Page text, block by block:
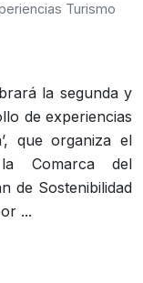
Turismo
la segunda y
de experiencias
que organiza el
Comarca del
de Sostenibilidad
...